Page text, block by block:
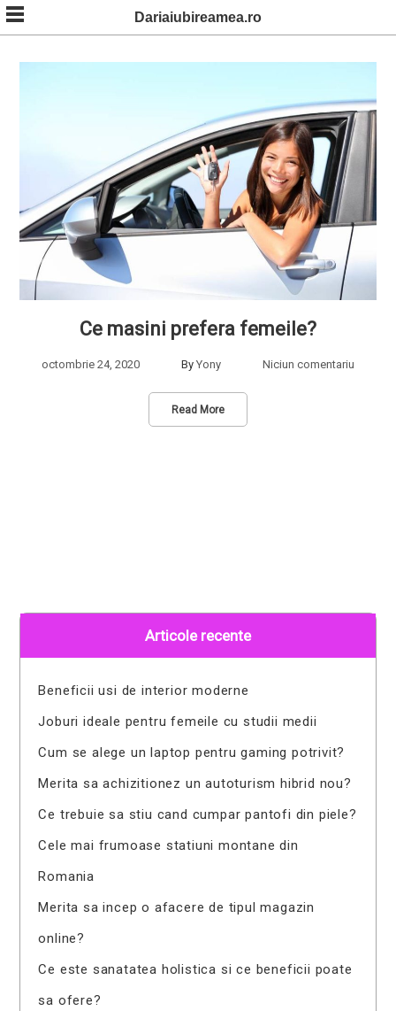
Skip
to
content
Dariaiubireamea.ro
Ce masini prefera femeile?
octombrie 24, 2020 By Yony Niciun comentariu
Read More
Articole recente
Beneficii usi de interior moderne
Joburi ideale pentru femeile cu studii medii
Cum se alege un laptop pentru gaming potrivit?
Merita sa achizitionez un autoturism hibrid nou?
Ce trebuie sa stiu cand cumpar pantofi din piele?
Cele mai frumoase statiuni montane din
Romania
Merita sa incep o afacere de tipul magazin
online?
Ce este sanatatea holistica si ce beneficii poate
sa ofere?